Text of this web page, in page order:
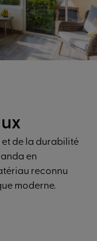
et de la durabilité
en
reconnu
moderne.